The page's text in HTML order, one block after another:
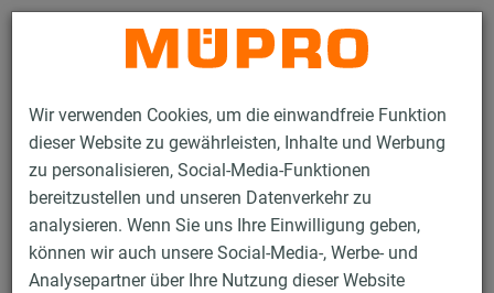
Wir verwenden Cookies, um die einwandfreie Funktion
dieser Website zu gewährleisten, Inhalte und Werbung
zu personalisieren, Social-Media-Funktionen
bereitzustellen und unseren Datenverkehr zu
analysieren. Wenn Sie uns Ihre Einwilligung geben,
können wir auch unsere Social-Media-, Werbe- und
Analysepartner über Ihre Nutzung dieser Website
Kontakt
Produkte Befestigungstechnik
Sprinklerbefestigung
Rohrschellen für die Sprinklerbefestigung
Rohrschlaufen Typ EHS